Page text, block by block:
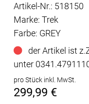
Artikel-Nr.: 518150
Marke: Trek
Farbe: GREY
der Artikel ist
unter
pro Stück inkl. MwSt.
299,99 €